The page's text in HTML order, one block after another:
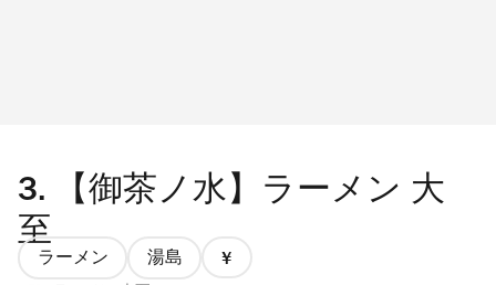
3. 【御茶ノ水】ラーメン 大
至
ラーメン 湯島
価